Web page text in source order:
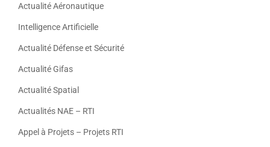
Actualité Aéronautique
Intelligence Artificielle
Actualité Défense et Sécurité
Actualité Gifas
Actualité Spatial
Actualités NAE – RTI
Appel à Projets – Projets RTI